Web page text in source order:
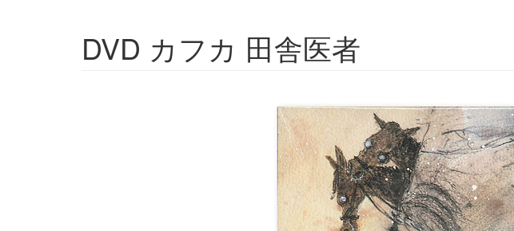
DVD カフカ 田舎医者